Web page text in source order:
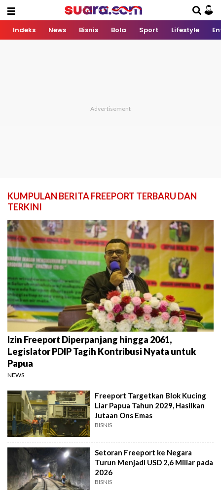
Indeks News Bisnis Bola Sport Lifestyle
KUMPULAN BERITA FREEPORT TERBARU DAN
TERKINI
Izin Freeport Diperpanjang hingga 2061,
Legislator PDIP Tagih Kontribusi Nyata untuk
Papua
NEWS
Freeport Targetkan Blok Kucing
Liar Papua Tahun 2029, Hasilkan
Jutaan Ons Emas
BISNIS
Setoran Freeport ke Negara
Turun Menjadi USD 2,6 Miliar pada
2026
BISNIS